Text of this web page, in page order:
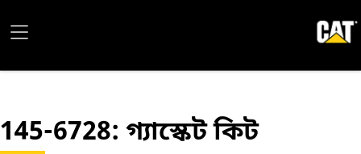
145-6728: গ্যাস্কেট কিট